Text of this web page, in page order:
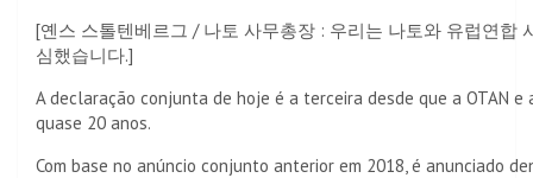
[옌스 스톨텐베르그 / 나토 사무총장 : 우리는 나토와 유럽연합
심했습니다.]
A declaração conjunta de hoje é a terceira desde que a OTAN e
quase 20 anos.
Com base no anúncio conjunto anterior em 2018, é anunciado